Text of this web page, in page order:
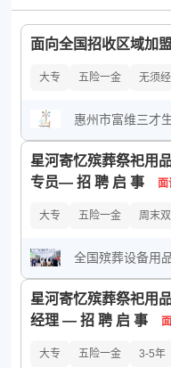
政府机关 事
公司规模： 所有 少于50
10000人以上
面向全国招收区域加
大专 五险一金 无须
惠州市富维三才
星河寄忆殡葬祭祀用
专员— 招 聘 启 事
面
大专 五险一金 周末
全国殡葬设备用
星河寄忆殡葬祭祀用
经理 — 招 聘 启 事
大专 五险一金 3-5年